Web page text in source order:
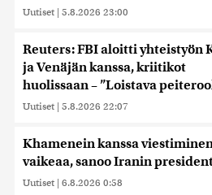
Uutiset | 5.8.2026 23:00
Reuters: FBI aloitti yhteistyön
ja Venäjän kanssa, kriitikot
huolissaan – ”Loistava
Uutiset | 5.8.2026 22:07
Khamenein kanssa
vaikeaa, sanoo Iranin
Uutiset | 6.8.2026 0:58